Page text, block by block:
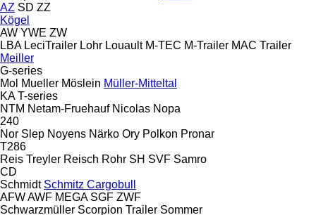
AZ SD ZZ
Kögel
AW YWE ZW
LBA LeciTrailer Lohr Louault M-TEC M-Trailer MAC Trailer
Meiller
G-series
Mol Mueller Möslein Müller-Mitteltal
KA T-series
NTM Netam-Fruehauf Nicolas Nopa
240
Nor Slep Noyens Närko Ory Polkon Pronar
T286
Reis Treyler Reisch Rohr SH SVF Samro
CD
Schmidt Schmitz Cargobull
AFWAWF MEGA SGF ZWF
Schwarzmüller Scorpion Trailer Sommer